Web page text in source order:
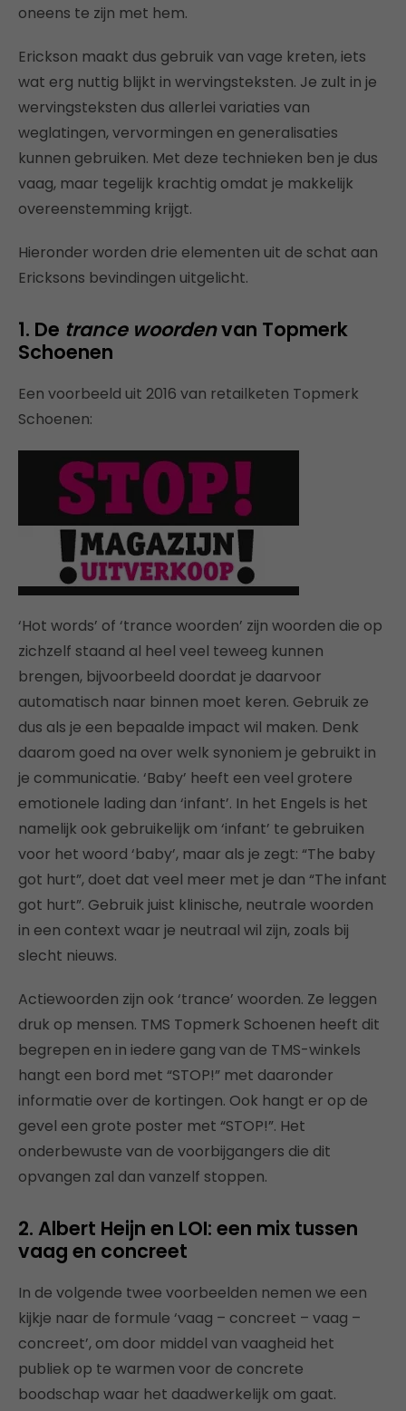
oneens te zijn met hem.
Erickson maakt dus gebruik van vage kreten, iets
wat erg nuttig blijkt in wervingsteksten. Je zult in je
wervingsteksten dus allerlei variaties van
weglatingen, vervormingen en generalisaties
kunnen gebruiken. Met deze technieken ben je dus
vaag, maar tegelijk krachtig omdat je makkelijk
overeenstemming krijgt.
Hieronder worden drie elementen uit de schat aan
Ericksons bevindingen uitgelicht.
1. De trance woordenvan Topmerk
Schoenen
Een voorbeeld uit 2016 van retailketen Topmerk
Schoenen:
‘Hot words’ of ‘trance woorden’ zijn woorden die op
zichzelf staand al heel veel teweeg kunnen
brengen, bijvoorbeeld doordat je daarvoor
automatisch naar binnen moet keren. Gebruik ze
dus als je een bepaalde impact wil maken. Denk
daarom goed na over welk synoniem je gebruikt in
je communicatie. ‘Baby’ heeft een veel grotere
emotionele lading dan ‘infant’. In het Engels is het
namelijk ook gebruikelijk om ‘infant’ te gebruiken
voor het woord ‘baby’, maar als je zegt: “The baby
got hurt”, doet dat veel meer met je dan “The infant
got hurt”. Gebruik juist klinische, neutrale woorden
in een context waar je neutraal wil zijn, zoals bij
slecht nieuws.
Actiewoorden zijn ook ‘trance’ woorden. Ze leggen
druk op mensen. TMS Topmerk Schoenen heeft dit
begrepen en in iedere gang van de TMS-winkels
hangt een bord met “STOP!” met daaronder
informatie over de kortingen. Ook hangt er op de
gevel een grote poster met “STOP!”. Het
onderbewuste van de voorbijgangers die dit
opvangen zal dan vanzelf stoppen.
2. Albert Heijn en LOI: een mix tussen
vaag en concreet
In de volgende twee voorbeelden nemen we een
kijkje naar de formule ‘vaag – concreet – vaag –
concreet’, om door middel van vaagheid het
publiek op te warmen voor de concrete
boodschap waar het daadwerkelijk om gaat.